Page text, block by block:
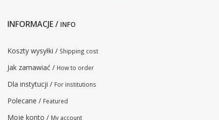
INFORMACJE / INFO
Koszty wysyłki / Shipping cost
Jak zamawiać / How to order
Dla instytucji / For institutions
Polecane / Featured
Moje konto / My account